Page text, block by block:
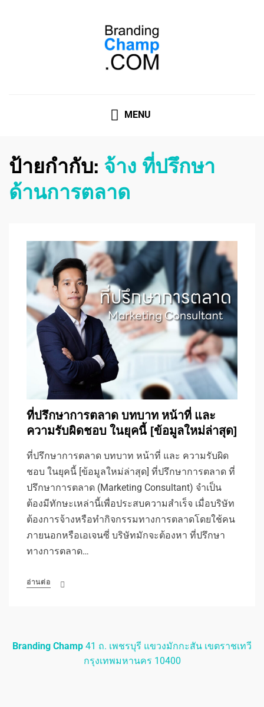
MENU
ป้ายกำกับ: จ้าง ที่ปรึกษา
ด้านการตลาด
ที่ปรึกษาการตลาด บทบาท หน้าที่ และ
ความรับผิดชอบ ในยุคนี้ [ข้อมูลใหม่ล่าสุด]
ที่ปรึกษาการตลาด บทบาท หน้าที่ และ ความรับผิด
ชอบ ในยุคนี้ [ข้อมูลใหม่ล่าสุด] ที่ปรึกษาการตลาด ที่
ปรึกษาการตลาด (Marketing Consultant) จำเป็น
ต้องมีทักษะเหล่านี้เพื่อประสบความสำเร็จ เมื่อบริษัท
ต้องการจ้างหรือทำกิจกรรมทางการตลาดโดยใช้คน
ภายนอกหรือเอเจนซี่ บริษัทมักจะต้องหา ที่ปรึกษา
ทางการตลาด…
อ่านต่อ
Branding Champ 41 ถ. เพชรบุรี แขวงมักกะสัน เขตราชเทวี
กรุงเทพมหานคร 10400